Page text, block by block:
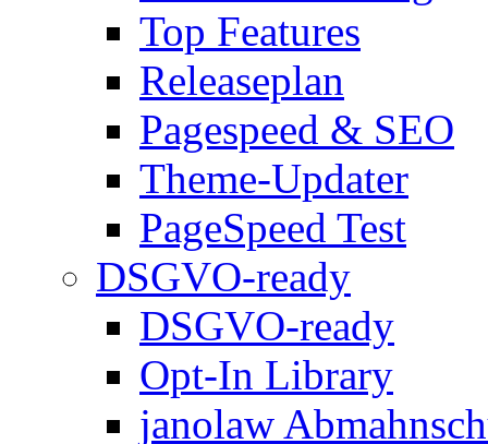
Top Features
Releaseplan
Pagespeed & SEO
Theme-Updater
PageSpeed Test
DSGVO-ready
DSGVO-ready
Opt-In Library
janolaw